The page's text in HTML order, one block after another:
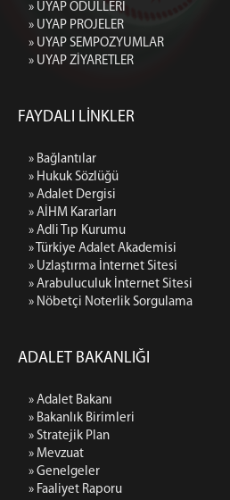
» UYAP ÖDÜLLERİ
» UYAP PROJELER
» UYAP SEMPOZYUMLAR
» UYAP ZİYARETLER
FAYDALI LİNKLER
» Bağlantılar
» Hukuk Sözlüğü
» Adalet Dergisi
» AİHM Kararları
» Adli Tıp Kurumu
» Türkiye Adalet Akademisi
» Uzlaştırma İnternet Sitesi
» Arabuluculuk İnternet Sitesi
» Nöbetçi Noterlik Sorgulama
ADALET BAKANLIĞI
» Adalet Bakanı
» Bakanlık Birimleri
» Stratejik Plan
» Mevzuat
» Genelgeler
» Faaliyet Raporu